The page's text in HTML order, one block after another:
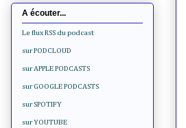
A écouter...
Le flux RSS du podcast
sur PODCLOUD
sur APPLE PODCASTS
sur GOOGLE PODCASTS
sur SPOTIFY
sur YOUTUBE